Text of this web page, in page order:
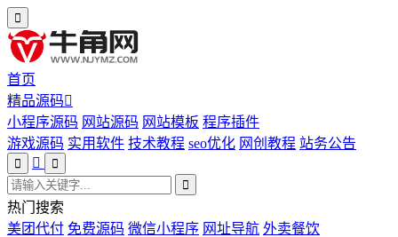
首页
精品源码
小程序源码 网站源码 网站模板 程序插件
游戏源码 实用软件 技术教程 seo优化 网创教程 站务公告
热门搜索
美团代付 免费源码 微信小程序 网址导航 外卖餐饮